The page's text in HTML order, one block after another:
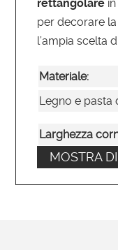
rettangolare
per decorare la
l’ampia scelta
Materiale:
Legno e pasta
Larghezza
MOSTRA